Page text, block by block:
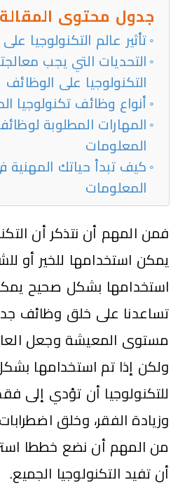
جدول محتوى المقالة
تأثير عالم التكنولوجيا
التحديات التي يجب
التكنولوجيا على الوظائف
أنواع وظائف تكنولوجيا
المهارات المطلوبة
المعلومات
كيف تبدأ حياتك المهنية
المعلومات
فمن المهم أن نتذكر أن
يمكن استخدامها للخير أو
استخدامها بشكل صحيح
تساعدنا على خلق وظائف
مستوى المعيشة وجعل
ولكن إذا تم استخدامها
للتكنولوجيا أن تؤدي إلى
وزيادة الفقر، وخلق
من المهم أن نضع خططا
أن تفيد التكنولوجيا الجميع.